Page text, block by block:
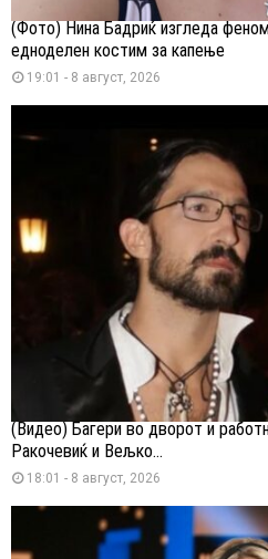
(Фото) Нина Бадриќ изгледа
едноделен костим за капење
19:01 - 8 август, 2026
(Видео) Багери во дворот и
Ракочевиќ и Вељко...
18:01 - 8 август, 2026